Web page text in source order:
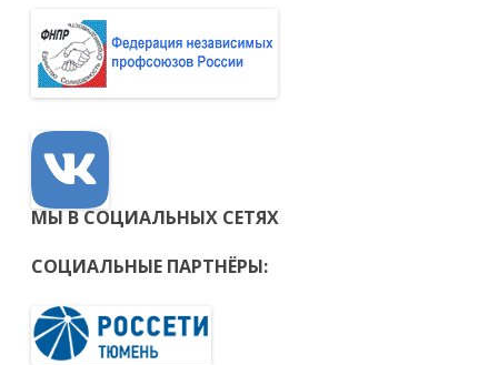
МЫ В СОЦИАЛЬНЫХ СЕТЯХ
СОЦИАЛЬНЫЕ ПАРТНЁРЫ: